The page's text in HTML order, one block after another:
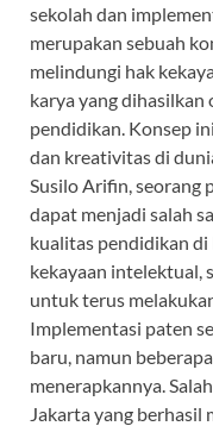
sekolah dan
merupakan sebuah
melindungi hak
karya yang dihasilkan
pendidikan. Konsep
dan kreativitas di
Susilo Arifin, seorang
dapat menjadi salah
kualitas pendidikan
kekayaan intelektual,
untuk terus
Implementasi paten
baru, namun
menerapkannya.
Jakarta yang